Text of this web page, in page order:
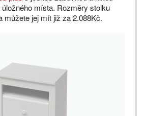
místa. Rozměry stolku
můžete jej mít již za 2.088Kč.